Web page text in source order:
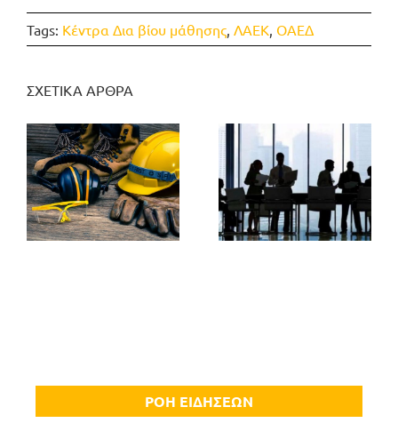
Tags: Κέντρα Δια βίου μάθησης, ΛΑΕΚ, ΟΑΕΔ
ΣΧΕΤΙΚΑ ΑΡΘΡΑ
ΡΟΗ ΕΙΔΗΣΕΩΝ